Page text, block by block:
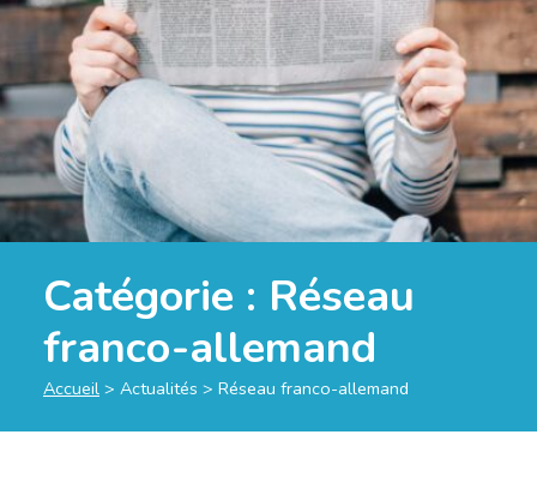
Catégorie : Réseau
franco-allemand
Accueil > Actualités > Réseau franco-allemand